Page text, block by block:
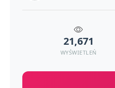
21,671
WYŚWIETLEŃ